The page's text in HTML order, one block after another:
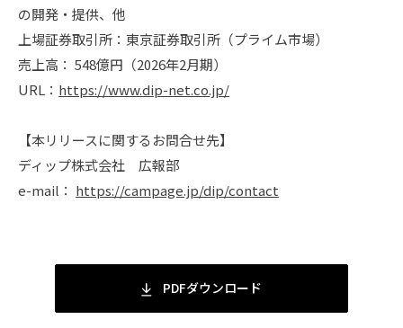
の開発・提供、他
上場証券取引所：東京証券取引所（プライム市場）
売上高： 548億円（2026年2月期）
URL： https://www.dip-net.co.jp/
【本リリースに関するお問合せ先】
ディップ株式会社 広報部
e-mail： https://campage.jp/dip/contact
PDFダウンロード